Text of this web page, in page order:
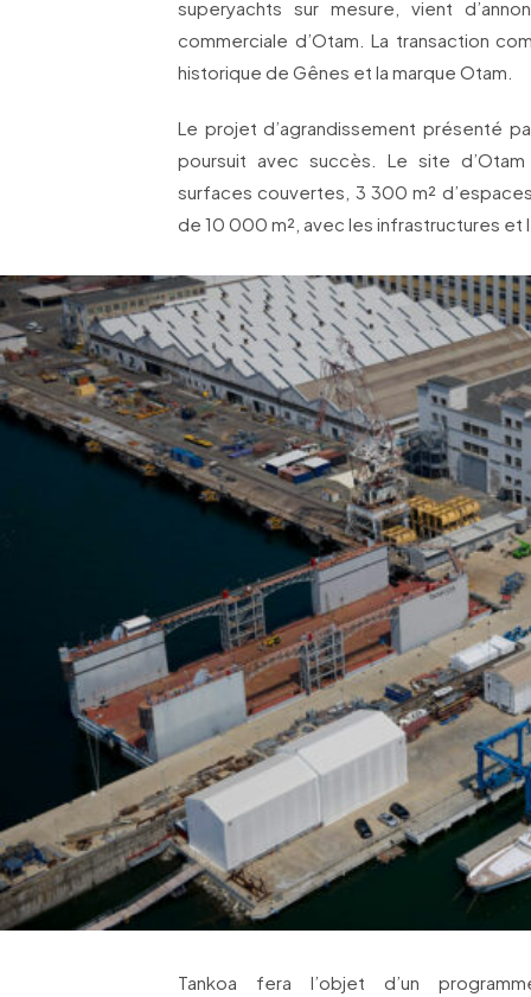
superyachts sur mesure, vient
commerciale d’Otam. La transaction
historique de Gênes et la marque Otam.
Le projet d’agrandissement présenté
poursuit avec succès. Le site
surfaces couvertes, 3 300 m²
de 10 000 m², avec les infrastructures et
Tankoa fera l’objet d’un